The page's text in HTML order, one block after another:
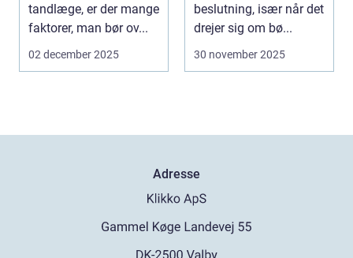
tandlæge, er der mange
faktorer, man bør ov...
02 december 2025
beslutning, især når det
drejer sig om bø...
30 november 2025
Adresse